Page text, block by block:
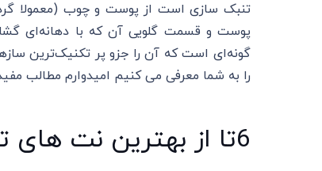
تنبک سازی است از پوست و چوب (معمولا
پوست و قسمت گلویی آن که با دهانه‌ای
را به شما معرفی می کنیم امیدوارم مطالب
6تا از بهترین نت های تنبک